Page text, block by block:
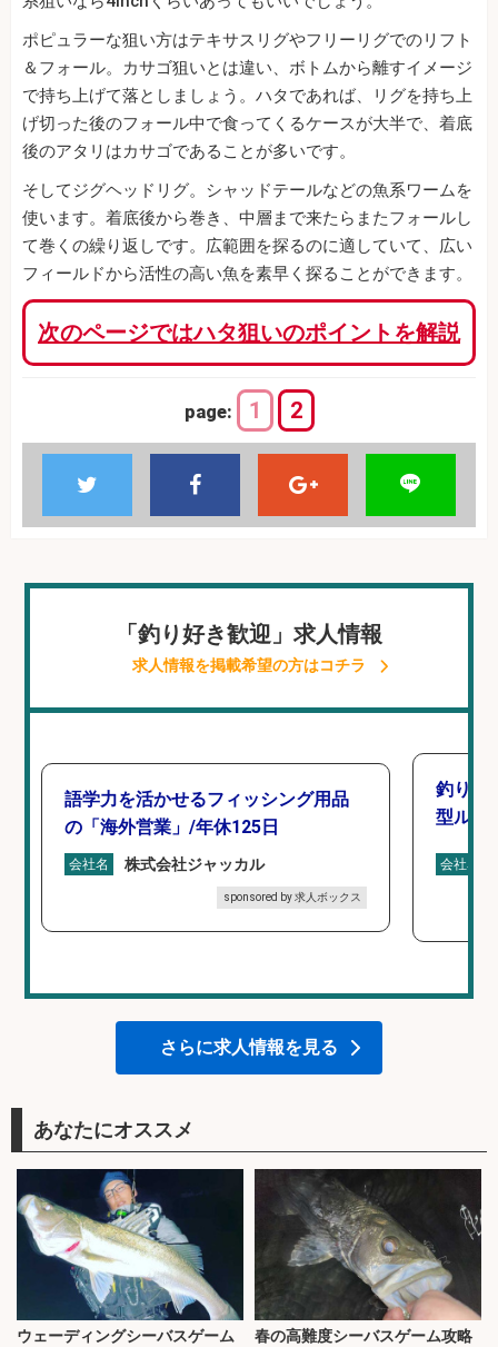
ポピュラーな狙い方はテキサスリグやフリーリグでのリフト
＆フォール。カサゴ狙いとは違い、ボトムから離すイメージ
で持ち上げて落としましょう。ハタであれば、リグを持ち上
げ切った後のフォール中で食ってくるケースが大半で、着底
後のアタリはカサゴであることが多いです。
そしてジグヘッドリグ。シャッドテールなどの魚系ワームを
使います。着底後から巻き、中層まで来たらまたフォールし
て巻くの繰り返しです。広範囲を探るのに適していて、広い
フィールドから活性の高い魚を素早く探ることができます。
次のページではハタ狙いのポイントを解説
page: 1 2
「釣り好き歓迎」求人情報
求人情報を掲載希望の方はコチラ
語学力を活かせるフィッシング用品
の「海外営業」/年休125日
会社名 株式会社ジャッカル
sponsored by 求人ボックス
釣り好
型ルー
会社名
さらに求人情報を見る
あなたにオススメ
ウェーディングシーバスゲーム
春の高難度シーバスゲーム攻略